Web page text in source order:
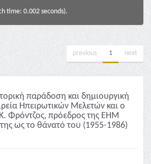
time: 0.002 seconds).
previous 1 next
παράδοση και δημιουργική
Ηπειρωτικών Μελετών και ο
Φρόντζος, πρόεδρος της ΕΗΜ
ως το θάνατό του (1955-1986)